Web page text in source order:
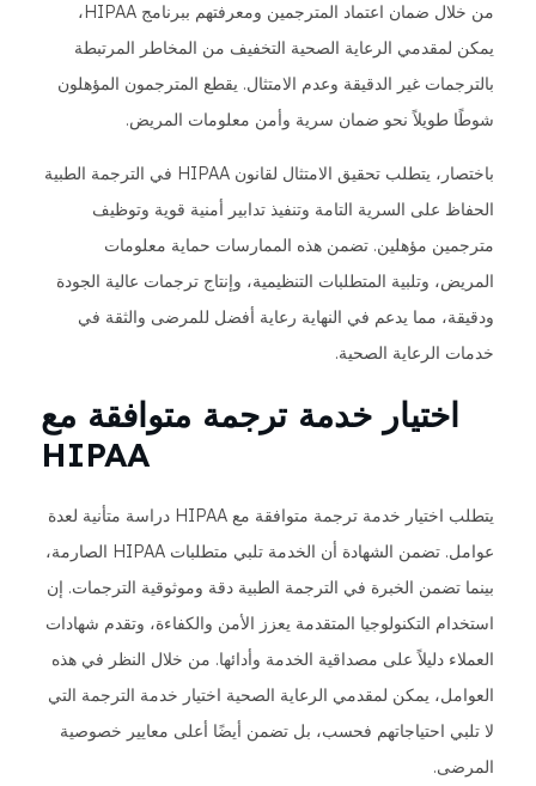
من خلال ضمان اعتماد المترجمين ومعرفتهم ببرنامج HIPAA،
يمكن لمقدمي الرعاية الصحية التخفيف من المخاطر المرتبطة
بالترجمات غير الدقيقة وعدم الامتثال. يقطع المترجمون المؤهلون
شوطًا طويلاً نحو ضمان سرية وأمن معلومات المريض.
باختصار، يتطلب تحقيق الامتثال لقانون HIPAA في الترجمة الطبية
الحفاظ على السرية التامة وتنفيذ تدابير أمنية قوية وتوظيف
مترجمين مؤهلين. تضمن هذه الممارسات حماية معلومات
المريض، وتلبية المتطلبات التنظيمية، وإنتاج ترجمات عالية الجودة
ودقيقة، مما يدعم في النهاية رعاية أفضل للمرضى والثقة في
خدمات الرعاية الصحية.
اختيار خدمة ترجمة متوافقة مع
HIPAA
يتطلب اختيار خدمة ترجمة متوافقة مع HIPAA دراسة متأنية لعدة
عوامل. تضمن الشهادة أن الخدمة تلبي متطلبات HIPAA الصارمة،
بينما تضمن الخبرة في الترجمة الطبية دقة وموثوقية الترجمات. إن
استخدام التكنولوجيا المتقدمة يعزز الأمن والكفاءة، وتقدم شهادات
العملاء دليلاً على مصداقية الخدمة وأدائها. من خلال النظر في هذه
العوامل، يمكن لمقدمي الرعاية الصحية اختيار خدمة الترجمة التي
لا تلبي احتياجاتهم فحسب، بل تضمن أيضًا أعلى معايير خصوصية
المرضى.